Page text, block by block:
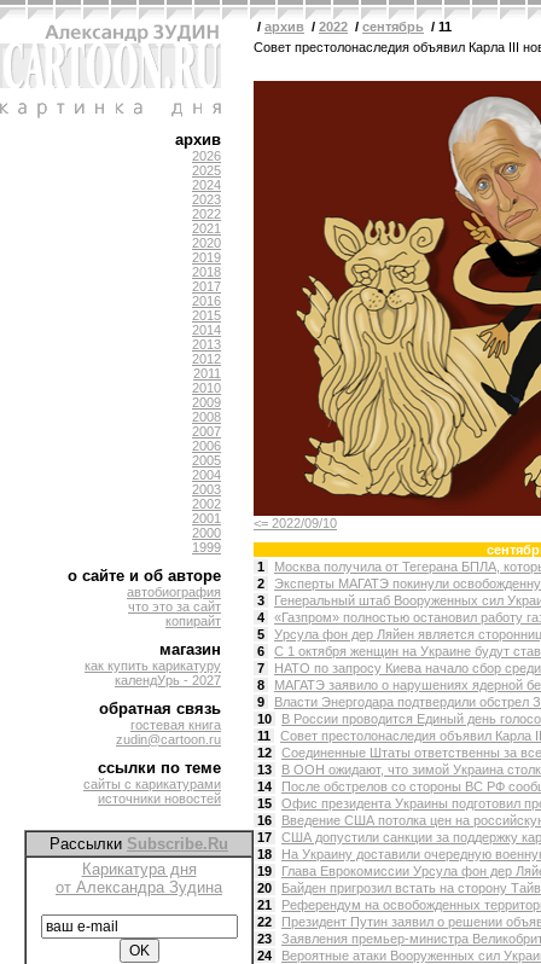
архив
2026
2025
2024
2023
2022
2021
2020
2019
2018
2017
2016
2015
2014
2013
2012
2011
2010
2009
2008
2007
2006
2005
2004
2003
2002
2001
2000
1999
о сайте и об авторе
автобиография
что это за сайт
копирайт
магазин
как купить карикатуру
календУрь - 2027
обратная связь
гостевая книга
zudin@cartoon.ru
ссылки по теме
сайты с карикатурами
источники новостей
Рассылки Subscribe.Ru
Карикатура дня
от Александра Зудина
/ архив / 2022 / сентябрь / 11
Совет престолонаследия объявил Карла III
<= 2022/09/10
1
Москва получила от Тегерана БПЛА,
2
Эксперты МАГАТЭ покинули
3
Генеральный штаб Вооруженных сил
4
«Газпром» полностью остановил работу
5
Урсула фон дер Ляйен является
6
С 1 октября женщин на Украине будут
7
НАТО по запросу Киева начало сбор
8
МАГАТЭ заявило о нарушениях ядерной
9
Власти Энергодара подтвердили
10
В России проводится Единый день
11
Совет престолонаследия объявил Карла
12
Соединенные Штаты ответственны за
13
В ООН ожидают, что зимой Украина
14
После обстрелов со стороны ВС РФ
15
Офис президента Украины подготовил
16
Введение США потолка цен на
17
США допустили санкции за поддержку
18
На Украину доставили очередную
19
Глава Еврокомиссии Урсула фон дер
20
Байден пригрозил встать на сторону
21
Референдум на освобожденных
22
Президент Путин заявил о решении
23
Заявления премьер-министра
24
Вероятные атаки Вооруженных сил